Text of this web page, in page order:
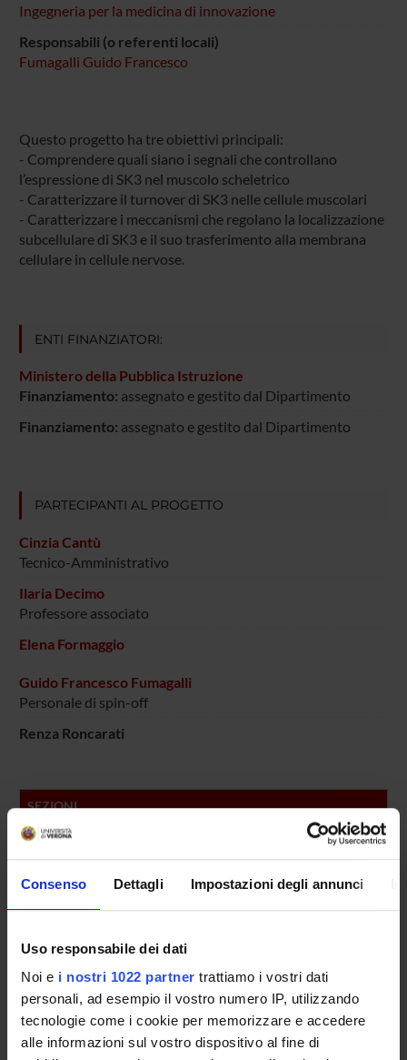
Consenso Dettagli Impostazioni degli annunci
Uso responsabile dei dati
Noi e i nostri 1022 partner trattiamo i vostri dati
personali, ad esempio il vostro numero IP, utilizzando
tecnologie come i cookie per memorizzare e accedere
alle informazioni sul vostro dispositivo al fine di
Ingegneria per la medicina di innovazione
Responsabili (o referenti locali)
Fumagalli Guido Francesco
Questo progetto ha tre obiettivi principali:
- Comprendere quali siano i segnali che controllano
l’espressione di SK3 nel muscolo scheletrico
- Caratterizzare il turnover di SK3 nelle cellule muscolari
- Caratterizzare i meccanismi che regolano la localizzazione
subcellulare di SK3 e il suo trasferimento alla membrana
cellulare in cellule nervose.
ENTI FINANZIATORI:
Ministero della Pubblica Istruzione
Finanziamento: assegnato e gestito dal Dipartimento
Finanziamento: assegnato e gestito dal Dipartimento
PARTECIPANTI AL PROGETTO
Cinzia Cantù
Tecnico-Amministrativo
Ilaria Decimo
Professore associato
Elena Formaggio
Guido Francesco Fumagalli
Personale di spin-off
Renza Roncarati
SEZIONI
Farmacologia
PUBBLICAZIONI
Cholinergic function modulation by NTs in rat BF cultures
Neural agrin controls maturation of the excitation-
p75 neurotrophin receptor distribution and transport in